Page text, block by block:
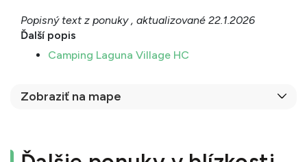
Popisný text z ponuky , aktualizované 22.1.2026
Ďalší popis
Camping Laguna Village HC
Zobraziť na mape